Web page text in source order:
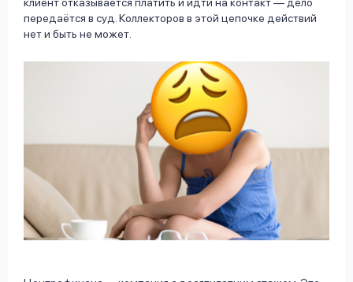
передаётся в суд. Коллекторов в этой цепочке действий
нет и быть не может.